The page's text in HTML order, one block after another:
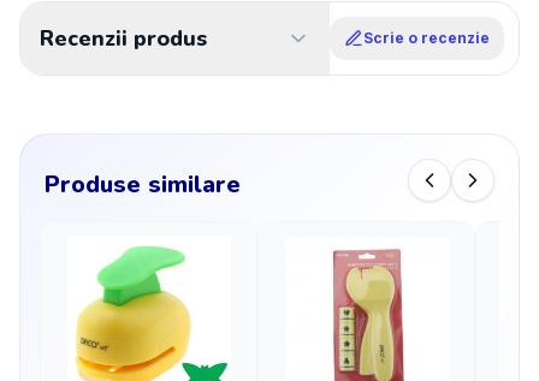
Recenzii produs Scrie o recenzie
Produse similare